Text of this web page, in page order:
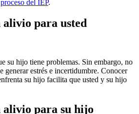
proceso del IEP.
alivio para usted
su hijo tiene problemas. Sin embargo, no
generar estrés e incertidumbre. Conocer
su hijo facilita que usted y su hijo
alivio para su hijo